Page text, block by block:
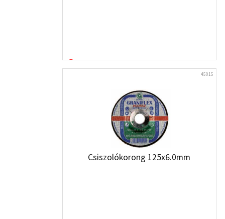
45015
Csiszolókorong 125x6.0mm